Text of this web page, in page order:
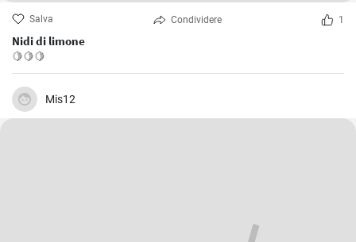
Salva Condividere 1
Nidi di limone
🍋🍋🍋
Mis12